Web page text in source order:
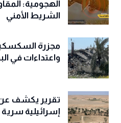
الهجومية:
الشريط الأمني
مجزرة
واعتداءات في
تقرير يكشف
إسرائيلية سرية